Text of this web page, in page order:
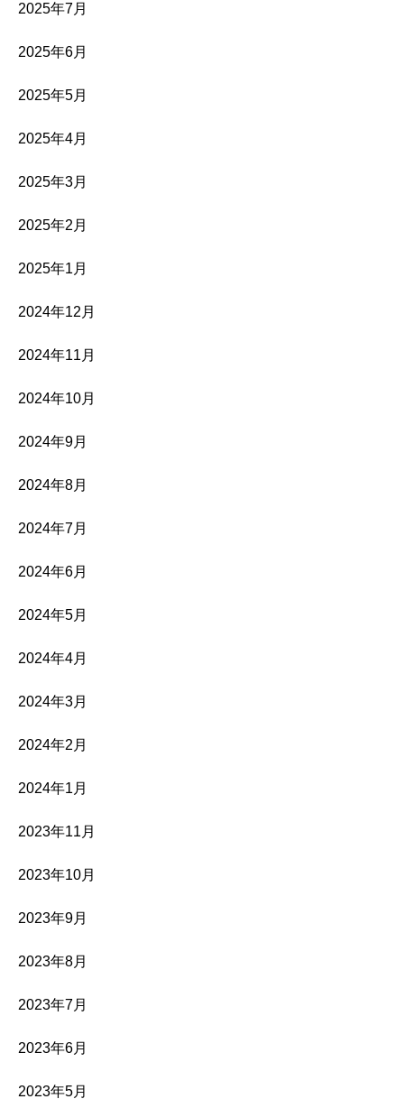
2025年7月
2025年6月
2025年5月
2025年4月
2025年3月
2025年2月
2025年1月
2024年12月
2024年11月
2024年10月
2024年9月
2024年8月
2024年7月
2024年6月
2024年5月
2024年4月
2024年3月
2024年2月
2024年1月
2023年11月
2023年10月
2023年9月
2023年8月
2023年7月
2023年6月
2023年5月